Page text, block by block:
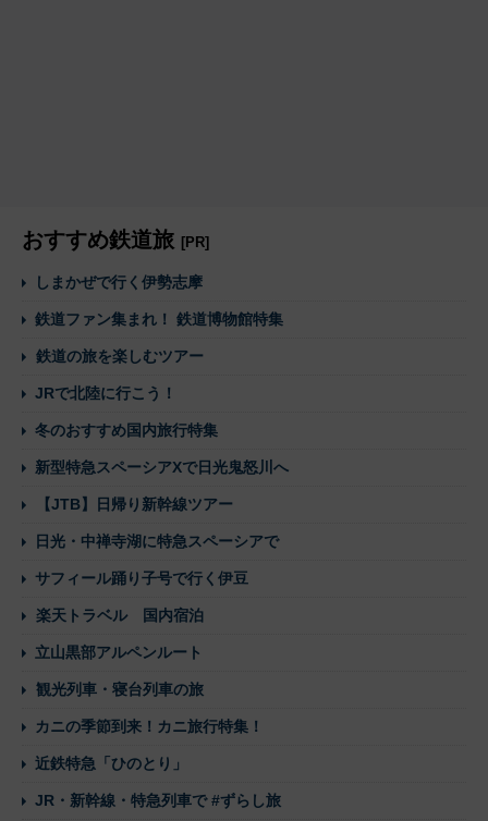
おすすめ鉄道旅 [PR]
しまかぜで行く伊勢志摩
鉄道ファン集まれ！ 鉄道博物館特集
鉄道の旅を楽しむツアー
JRで北陸に行こう！
冬のおすすめ国内旅行特集
新型特急スペーシアXで日光鬼怒川へ
【JTB】日帰り新幹線ツアー
日光・中禅寺湖に特急スペーシアで
サフィール踊り子号で行く伊豆
楽天トラベル 国内宿泊
立山黒部アルペンルート
観光列車・寝台列車の旅
カニの季節到来！カニ旅行特集！
近鉄特急「ひのとり」
JR・新幹線・特急列車で #ずらし旅